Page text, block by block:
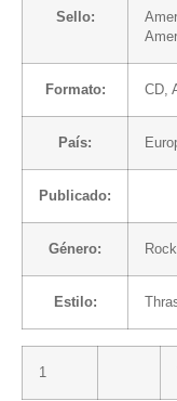
Sello:
Formato: CD
País:
Publicado:
Género: Rock
Estilo:
1